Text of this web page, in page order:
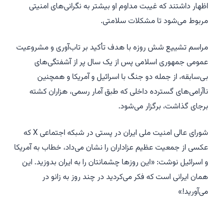
اظهار داشتند که غیبت مداوم او بیشتر به نگرانی‌های امنیتی
مربوط می‌شود تا مشکلات سلامتی.
مراسم تشییع شش روزه با هدف تأکید بر تاب‌آوری و مشروعیت
عمومی جمهوری اسلامی پس از یک سال پر از آشفتگی‌های
بی‌سابقه، از جمله دو جنگ با اسرائیل و آمریکا و همچنین
ناآرامی‌های گسترده داخلی که طبق آمار رسمی، هزاران کشته
برجای گذاشت، برگزار می‌شود.
شورای عالی امنیت ملی ایران در پستی در شبکه اجتماعی X که
عکسی از جمعیت عظیم عزاداران را نشان می‌داد، خطاب به آمریکا
و اسرائیل نوشت: «این روزها چشمانتان را به ایران بدوزید. این
همان ایرانی است که فکر می‌کردید در چند روز به زانو در
می‌آورید!»